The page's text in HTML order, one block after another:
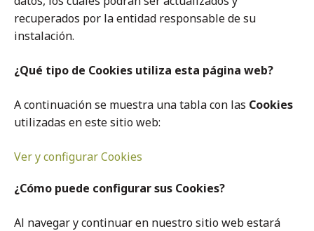
recuperados por la entidad responsable de su
instalación.
¿Qué tipo de Cookies utiliza esta página web?
A continuación se muestra una tabla con las Cookies
utilizadas en este sitio web:
Ver y configurar Cookies
¿Cómo puede configurar sus Cookies?
Al navegar y continuar en nuestro sitio web estará